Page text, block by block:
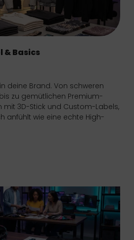
& Basics
deine Brand. Von schweren
zu gemütlichen Premium-
mit 3D-Stick und Custom-Labels,
anfühlt wie eine echte High-